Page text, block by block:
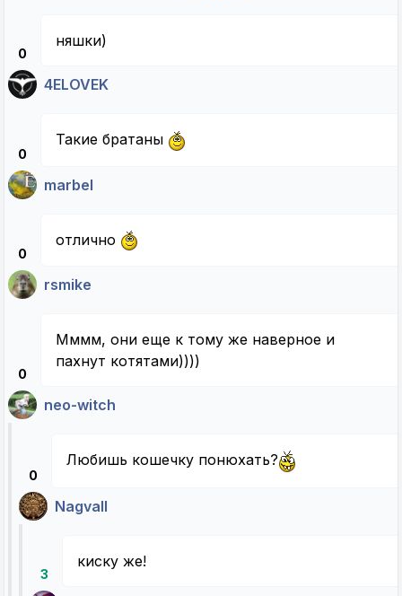
0
няшки)
4ELOVEK
0
Такие братаны
marbel
0
отлично
rsmike
0
Мммм, они еще к тому же наверное и
пахнут котятами))))
neo-witch
0
Любишь кошечку понюхать?
Nagvall
3
киску же!